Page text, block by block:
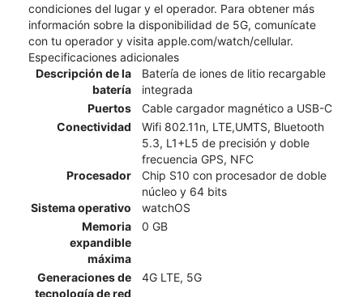
condiciones del lugar y el operador. Para obtener más
información sobre la disponibilidad de 5G, comunícate
con tu operador y visita apple.com/watch/cellular.
Especificaciones adicionales
Descripción de la
batería
Batería de iones de litio recargable
integrada
Puertos
Cable cargador magnético a USB-C
Conectividad
Wifi 802.11n, LTE,UMTS, Bluetooth
5.3, L1+L5 de precisión y doble
frecuencia GPS, NFC
Procesador
Chip S10 con procesador de doble
núcleo y 64 bits
Sistema operativo
watchOS
Memoria
expandible
máxima
0 GB
Generaciones de
tecnología de red
4G LTE, 5G